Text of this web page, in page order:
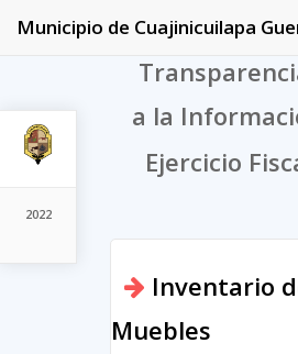
2022
Municipio de Cuajinicuilapa
a la
Ejercicio
Inventario
Muebles